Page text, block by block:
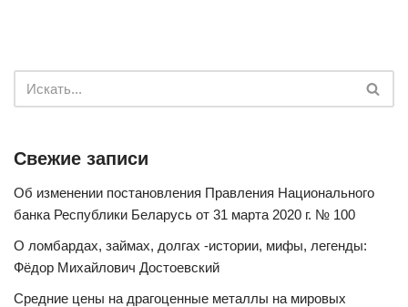
Свежие записи
Об изменении постановления Правления Национального
банка Республики Беларусь от 31 марта 2020 г. № 100
О ломбардах, займах, долгах -истории, мифы, легенды:
Фёдор Михайлович Достоевский
Средние цены на драгоценные металлы на мировых